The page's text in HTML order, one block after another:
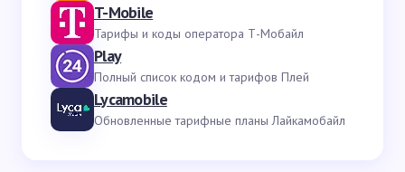
T-Mobile
Тарифы и коды оператора Т-Мобайл
Play
Полный список кодом и тарифов Плей
Lycamobile
Обновленные тарифные планы Лайкамобайл